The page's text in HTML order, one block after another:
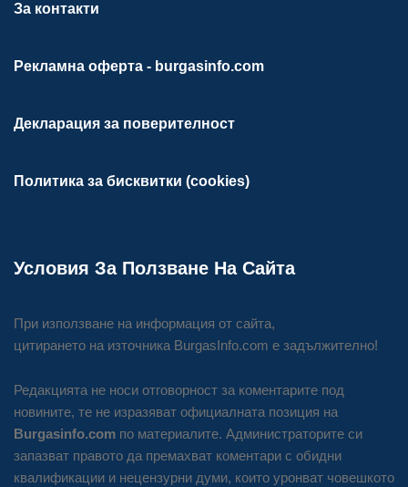
За контакти
Рекламна оферта - burgasinfo.com
Декларация за поверителност
Политика за бисквитки (cookies)
Условия За Ползване На Сайта
При използване на информация от сайта,
цитирането на източника BurgasInfo.com е задължително!
Редакцията не носи отговорност за коментарите под
новините, те не изразяват официалната позиция на
Burgasinfo.com по материалите. Администраторите си
запазват правото да премахват коментари с обидни
квалификации и нецензурни думи, които уронват човешкото